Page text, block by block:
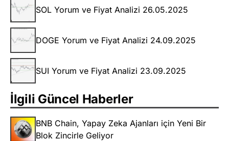
SOL Yorum ve Fiyat Analizi 26.05.2025
DOGE Yorum ve Fiyat Analizi 24.09.2025
SUI Yorum ve Fiyat Analizi 23.09.2025
İlgili Güncel Haberler
BNB Chain, Yapay Zeka Ajanları için Yeni Bir
Blok Zincirle Geliyor